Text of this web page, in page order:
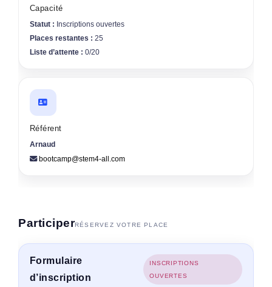
Capacité
Statut : Inscriptions ouvertes
Places restantes : 25
Liste d’attente : 0/20
Référent
Arnaud
bootcamp@stem4-all.com
ParticiperRÉSERVEZ VOTRE PLACE
Formulaire
d’inscription
INSCRIPTIONS
OUVERTES